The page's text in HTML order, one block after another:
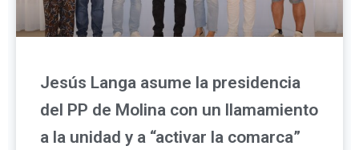
Jesús Langa asume la presidencia
del PP de Molina con un llamamiento
a la unidad y a “activar la comarca”